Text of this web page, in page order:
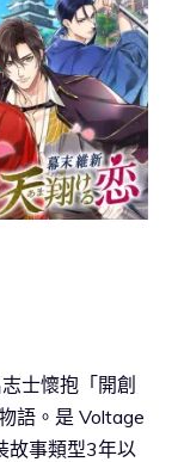
士懷抱「開創
語。是 Voltage
故事類型3年以